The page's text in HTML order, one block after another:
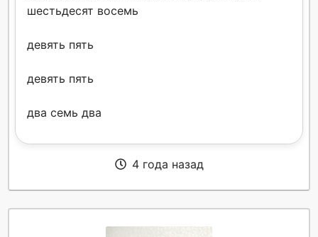
шестьдесят восемь
девять пять
девять пять
два семь два
4 года назад